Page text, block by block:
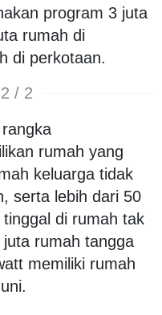
program 3 juta
rumah di
di perkotaan.
/ 2
rumah yang
keluarga tidak
serta lebih dari 50
di rumah tak
rumah tangga
memiliki rumah